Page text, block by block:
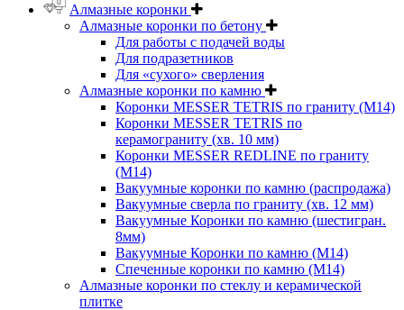
Алмазные коронки
Алмазные коронки по бетону
Для работы с подачей воды
Для подразетников
Для «сухого» сверления
Алмазные коронки по камню
Коронки MESSER TETRIS по граниту (М14)
Коронки MESSER TETRIS по
керамограниту (хв. 10 мм)
Коронки MESSER REDLINE по граниту
(М14)
Вакуумные коронки по камню (распродажа)
Вакуумные сверла по граниту (хв. 12 мм)
Вакуумные Коронки по камню (шестигран.
8мм)
Вакуумные Коронки по камню (M14)
Спеченные коронки по камню (M14)
Алмазные коронки по стеклу и керамической
плитке